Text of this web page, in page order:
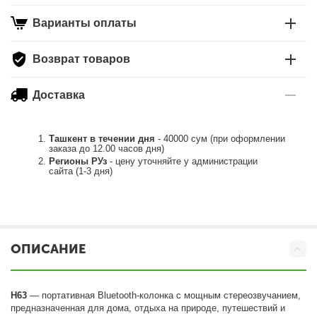
Варианты оплаты
Возврат товаров
Доставка
Ташкент в течении дня - 40000 сум (при оформлении
заказа до 12.00 часов дня)
Регионы РУз - цену уточняйте у администрации
сайта (1-3 дня)
ОПИСАНИЕ
H63 — портативная Bluetooth-колонка с мощным стереозвучанием,
предназначенная для дома, отдыха на природе, путешествий и